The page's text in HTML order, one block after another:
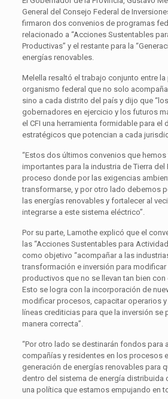
General del Consejo Federal de
firmaron dos convenios de programas
relacionado a “Acciones Sustentables
Productivas” y el restante para la
energías renovables.
Melella resaltó el trabajo conjunto entre la
organismo federal que no solo
sino a cada distrito del país y dijo que
gobernadores en ejercicio y los futuros
el CFI una herramienta formidable para el
estratégicos que potencian a cada
“Estos dos últimos convenios que
importantes para la industria de Tierra del
proceso donde por las exigencias
transformarse, y por otro lado debemos
las energías renovables y fortalecer al
integrarse a este sistema eléctrico”.
Por su parte, Lamothe explicó que el
las “Acciones Sustentables para
como objetivo “acompañar a las
transformación e inversión para
productivos que no se llevan tan bien con
Esto se logra con la incorporación de
modificar procesos, capacitar operarios
líneas crediticias para que la inversión se
manera correcta”.
“Por otro lado se destinarán fondos para
compañías y residentes en los procesos
generación de energías renovables para
dentro del sistema de energía distribuida
una política que estamos empujando en